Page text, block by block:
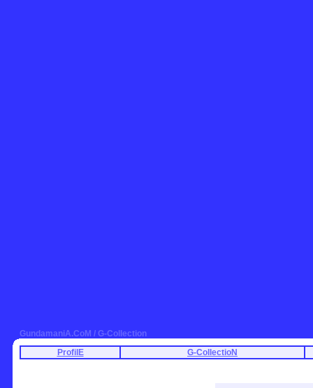
GundamaniA.CoM / G-Collection
ProfilE
G-CollectioN